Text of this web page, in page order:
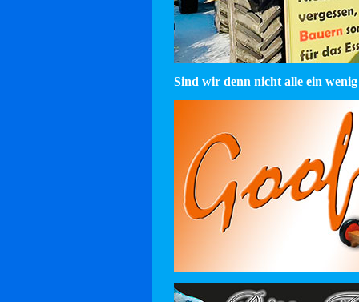
Sind wir denn nicht alle ein wenig